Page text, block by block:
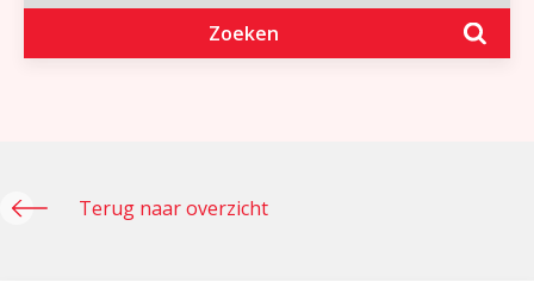
Zoeken
Terug naar overzicht